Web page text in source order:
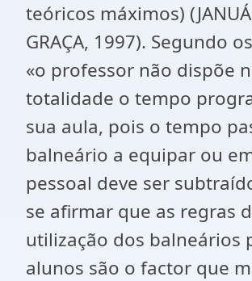
teóricos máximos)
GRAÇA, 1997). Segundo
«o professor não dispõe
totalidade o tempo
sua aula, pois o tempo
balneário a equipar ou
pessoal deve ser
se afirmar que as regras
utilização dos balneários
alunos são o factor que